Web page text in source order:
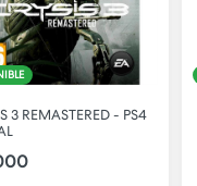
3 REMASTERED - PS4